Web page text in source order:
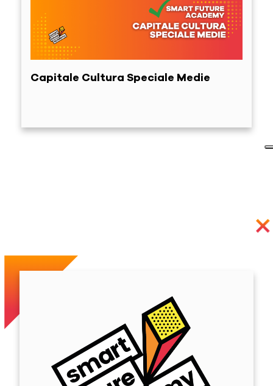
Capitale Cultura Speciale Medie